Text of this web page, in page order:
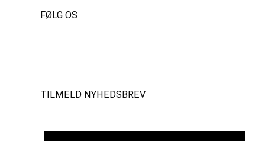
FØLG OS
TILMELD NYHEDSBREV